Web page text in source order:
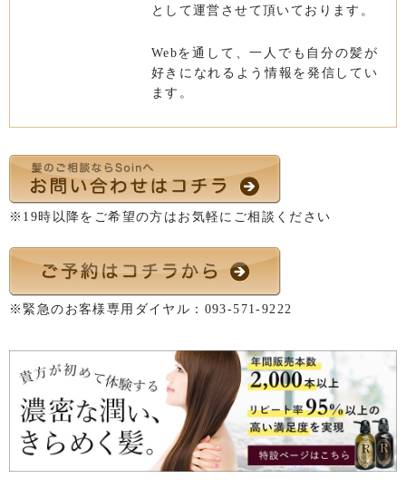
として運営させて頂いております。
Webを通して、一人でも自分の髪が
好きになれるよう情報を発信してい
ます。
※19時以降をご希望の方はお気軽にご相談ください
※緊急のお客様専用ダイヤル： 093-571-9222